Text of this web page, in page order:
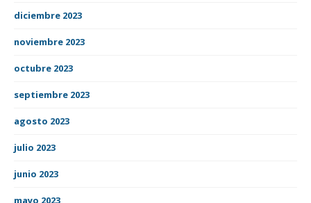
diciembre 2023
noviembre 2023
octubre 2023
septiembre 2023
agosto 2023
julio 2023
junio 2023
mayo 2023